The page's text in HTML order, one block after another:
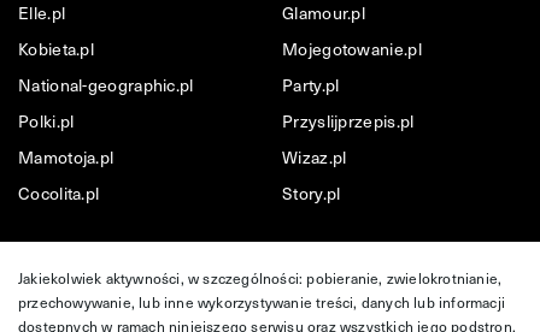
Elle.pl
Glamour.pl
Kobieta.pl
Mojegotowanie.pl
National-geographic.pl
Party.pl
Polki.pl
Przyslijprzepis.pl
Mamotoja.pl
Wizaz.pl
Cocolita.pl
Story.pl
Jakiekolwiek aktywności, w szczególności: pobieranie, zwielokrotnianie,
przechowywanie, lub inne wykorzystywanie treści, danych lub informacji
dostępnych w ramach niniejszego serwisu oraz wszystkich jego podstron,